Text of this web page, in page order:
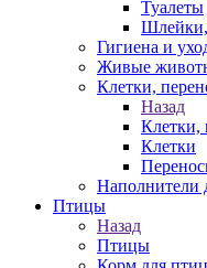
Туалеты
Гигиена и
Живые
Клетки,
Назад
Клетки,
Клетки
Наполнители
Птицы
Назад
Птицы